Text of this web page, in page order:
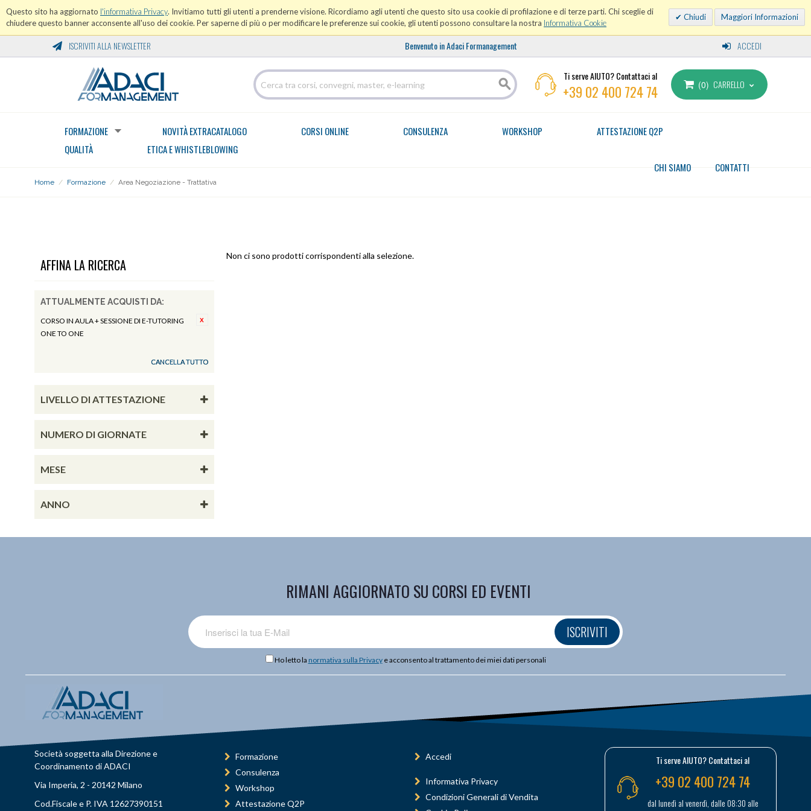
Questo sito ha aggiornato l'informativa Privacy. Invitiamo tutti gli utenti a prenderne visione. Ricordiamo agli utenti che questo sito usa cookie di profilazione e di terze parti. Chi sceglie di
chiudere questo banner acconsente all'uso dei cookie. Per saperne di più o per modificare le preferenze sui cookie, gli utenti possono consultare la nostra Informativa Cookie
Chiudi Maggiori Informazioni
ISCRIVITI ALLA NEWSLETTER Benvenuto in Adaci Formanagement ACCEDI
Ti serve AIUTO? Contattaci al
+39 02 400 724 74 0 CARRELLO
FORMAZIONE NOVITÀ EXTRACATALOGO CORSI ONLINE CONSULENZA WORKSHOP
ATTESTAZIONE Q2P
QUALITÀ
ETICA E WHISTLEBLOWING
CONTATTI
CHI SIAMO
Home / Formazione / Area Negoziazione - Trattativa
AFFINA LA RICERCA
ATTUALMENTE ACQUISTI DA:
CORSO IN AULA + SESSIONE DI E-TUTORING
ONE TO ONE
CANCELLA TUTTO
LIVELLO DI ATTESTAZIONE
NUMERO DI GIORNATE
MESE
ANNO
Non ci sono prodotti corrispondenti alla selezione.
RIMANI AGGIORNATO SU CORSI ED EVENTI
ISCRIVITI
Ho letto la normativa sulla Privacye acconsento al trattamento dei miei dati personali
Società soggetta alla Direzione e
Coordinamento di ADACI
Via Imperia, 2 - 20142 Milano
Cod.Fiscale e P. IVA 12627390151
Formazione
Consulenza
Workshop
Attestazione Q2P
Accedi
Informativa Privacy
Condizioni Generali di Vendita
Ti serve AIUTO? Contattaci al
+39 02 400 724 74
dal lunedì al venerdì, dalle 08:30 alle